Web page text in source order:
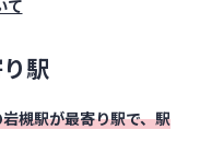
て
駅
槻駅が最寄り駅で、駅